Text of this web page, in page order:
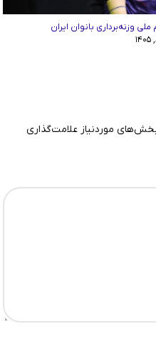
وزنه‌برداری بانوان ایران
موردنیاز علامت‌گذاری